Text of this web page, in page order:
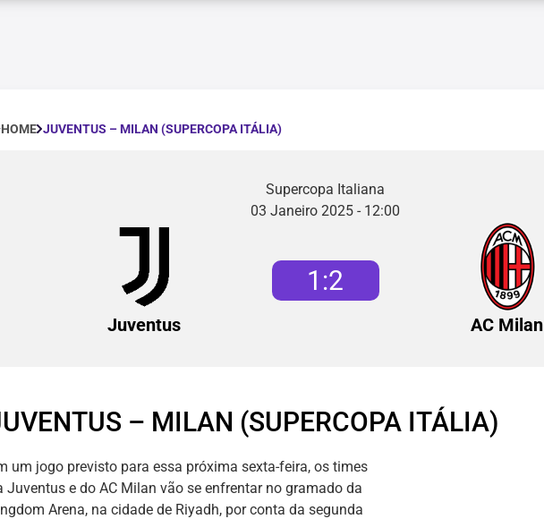
HOME JUVENTUS – MILAN (SUPERCOPA ITÁLIA)
Supercopa Italiana
03 Janeiro 2025 - 12:00
Juventus
1 :2
AC Milan
– MILAN (SUPERCOPA ITÁLIA)
um jogo previsto para essa próxima sexta-feira, os times
Juventus e do AC Milan vão se enfrentar no gramado da
Arena, na cidade de Riyadh, por conta da segunda